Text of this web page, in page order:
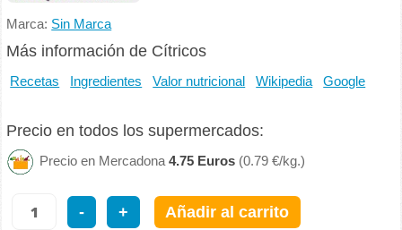
Marca: Sin Marca
Más información de Cítricos
Recetas Ingredientes Valor nutricional Wikipedia Google
Precio en todos los supermercados:
Precio en Mercadona4.75 Euros (0.79 €/kg.)
- + Añadir al carrito